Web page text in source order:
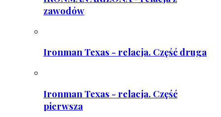
zawodów
Ironman Texas - relacja. Część druga
Ironman Texas - relacja. Część
pierwsza